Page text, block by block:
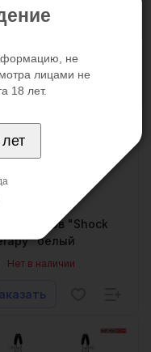
электро-
"Shock
белый
Нет в наличии
не
лицами не
18 лет.